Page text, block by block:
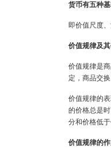
货币有五种
即价值尺度
价值规律及
价值规律是
定，商品交
价值规律的
的价格总是
分和价格低
价值规律的